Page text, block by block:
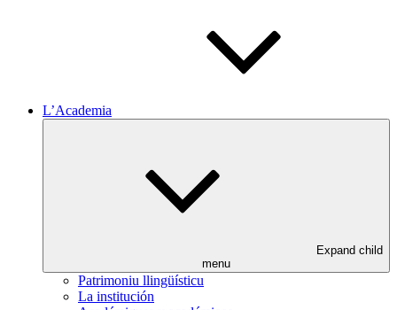
L’Academia
Expand child
menu
Patrimoniu llingüísticu
La institución